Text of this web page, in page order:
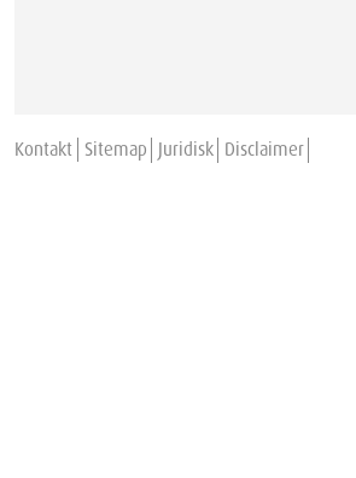
Kontakt Sitemap Juridisk Disclaimer